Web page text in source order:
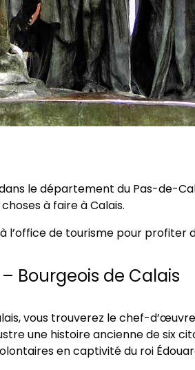
le département du Pas-de-
à faire à Calais.
l’office de tourisme pour
Bourgeois de Calais
vous trouverez le chef-
une histoire ancienne de six
en captivité du roi